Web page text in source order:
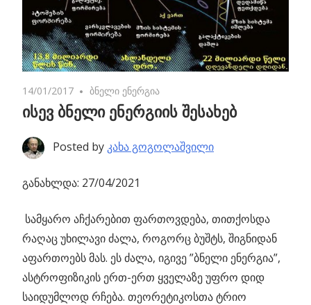
14/01/2017 No comments
ბნელი ენერგია
ისევ ბნელი ენერგიის შესახებ
Posted by კახა გოგოლაშვილი
განახლდა: 27/04/2021
სამყარო აჩქარებით ფართოვდება, თითქოსდა
რაღაც უხილავი ძალა, როგორც ბუშტს, შიგნიდან
აფართოებს მას. ეს ძალა, იგივე ”ბნელი ენერგია”,
ასტროფიზიკის ერთ-ერთ ყველაზე უფრო დიდ
საიდუმლოდ რჩება. თეორეტიკოსთა ტრიო